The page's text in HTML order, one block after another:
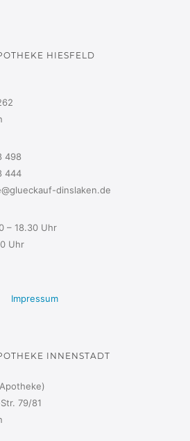
HIESFELD
498
444
dinslaken.de
– 18.30 Uhr
Uhr
Impressum
INNENSTADT
79/81